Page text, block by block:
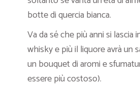
botte di quercia bianca.
Va da sé che più anni si lascia
whisky e più il liquore avrà un
un bouquet di aromi e
essere più costoso).